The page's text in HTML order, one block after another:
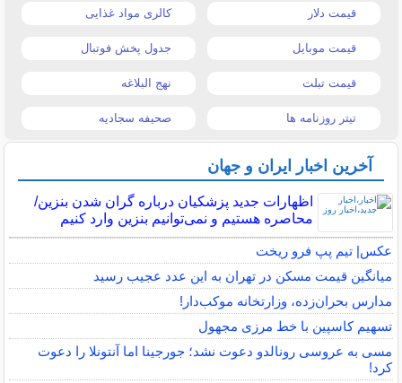
قیمت دلار کالری مواد غذایی
قیمت موبایل جدول پخش فوتبال
قیمت تبلت نهج البلاغه
تیتر روزنامه ها صحیفه سجادیه
آخرین اخبار ایران و جهان
اظهارات جدید پزشکیان درباره گران شدن بنزین/
محاصره هستیم و نمی‌توانیم بنزین وارد کنیم
عکس| تیم پپ فرو ریخت
میانگین قیمت مسکن در تهران به این عدد عجیب رسید
مدارس بحران‌زده، وزارتخانه موکب‌دار!
تسهیم کاسپین با خط مرزی مجهول
مسی به عروسی رونالدو دعوت نشد؛ جورجینا اما آنتونلا را دعوت
کرد!